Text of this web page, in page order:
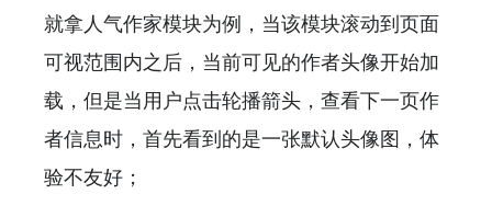
就拿人气作家模块为例，当该模块滚动到页面
可视范围内之后，当前可见的作者头像开始加
载，但是当用户点击轮播箭头，查看下一页作
者信息时，首先看到的是一张默认头像图，体
验不友好；